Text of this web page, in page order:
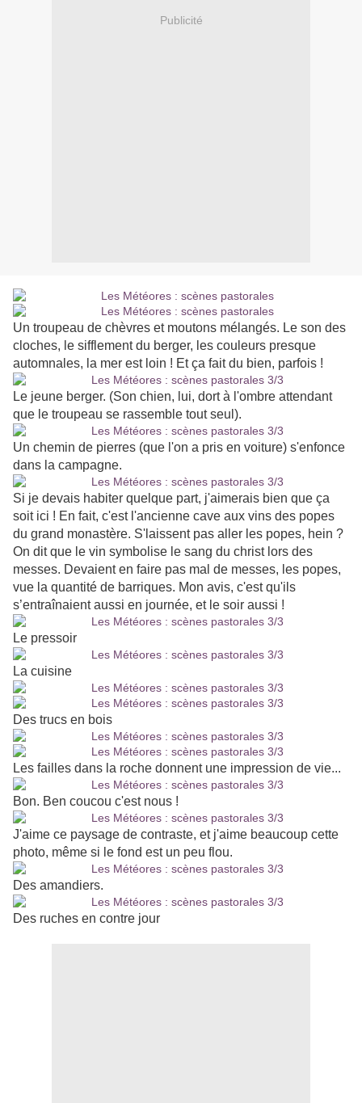
Publicité
Un troupeau de chèvres et moutons mélangés. Le son des
cloches, le sifflement du berger, les couleurs presque
automnales, la mer est loin ! Et ça fait du bien, parfois !
Le jeune berger. (Son chien, lui, dort à l'ombre attendant
que le troupeau se rassemble tout seul).
Un chemin de pierres (que l'on a pris en voiture) s'enfonce
dans la campagne.
Si je devais habiter quelque part, j'aimerais bien que ça
soit ici ! En fait, c'est l'ancienne cave aux vins des popes
du grand monastère. S'laissent pas aller les popes, hein ?
On dit que le vin symbolise le sang du christ lors des
messes. Devaient en faire pas mal de messes, les popes,
vue la quantité de barriques. Mon avis, c'est qu'ils
s’entraînaient aussi en journée, et le soir aussi !
Le pressoir
La cuisine
Des trucs en bois
Les failles dans la roche donnent une impression de vie...
Bon. Ben coucou c'est nous !
J'aime ce paysage de contraste, et j'aime beaucoup cette
photo, même si le fond est un peu flou.
Des amandiers.
Des ruches en contre jour